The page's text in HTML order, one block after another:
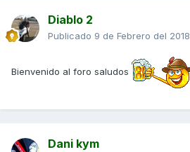
Diablo 2
Publicado 9 de Febrero del 2018
Bienvenido al foro saludos
Dani kym